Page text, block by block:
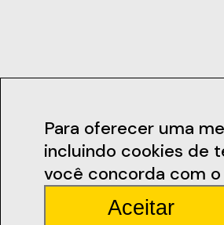
Para oferecer uma
incluindo cookies de
você concorda com
Aceitar